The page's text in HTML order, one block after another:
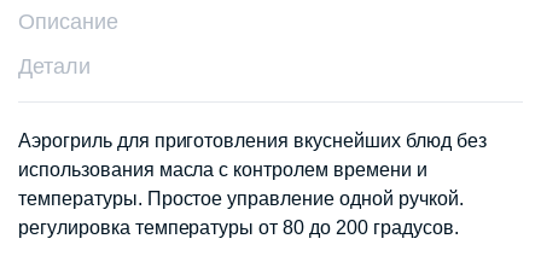
Описание
Детали
Аэрогриль для приготовления вкуснейших блюд без
использования масла с контролем времени и
температуры. Простое управление одной ручкой.
регулировка температуры от 80 до 200 градусов.